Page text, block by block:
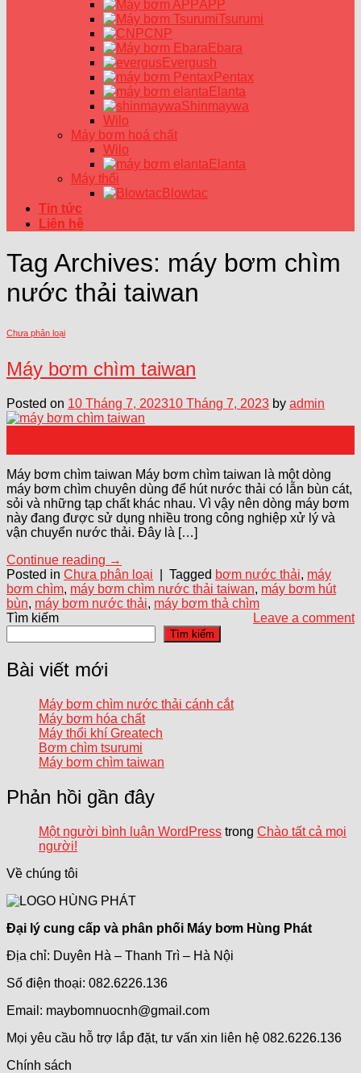
APP
Tsurumi
CNP
Ebara
Evergush
Pentax
Elanta
Shinmaywa
Wilo
Máy bơm hoá chất
Wilo
Elanta
Máy thổi
Blowtac
Tin tức
Liên hệ
Tag Archives: máy bơm chìm
nước thải taiwan
Chưa phân loại
Máy bơm chìm taiwan
Posted on 10 Tháng 7, 202310 Tháng 7, 2023 by admin
Máy bơm chìm taiwan Máy bơm chìm taiwan là một dòng
máy bơm chìm chuyên dùng để hút nước thải có lẫn bùn cát,
sỏi và những tạp chất khác nhau. Vì vậy nên dòng máy bơm
này đang được sử dụng nhiều trong công nghiệp xử lý và
vận chuyển nước thải. Đây là […]
Continue reading →
Posted in Chưa phân loại Tagged bơm nước thải, máy
bơm chìm, máy bơm chìm nước thải taiwan, máy bơm hút
bùn, máy bơm nước thải, máy bơm thả chìm
Leave a comment
Tìm kiếm
Tìm kiếm
Bài viết mới
Máy bơm chìm nước thải cánh cắt
Máy bơm hóa chất
Máy thổi khí Greatech
Bơm chìm tsurumi
Máy bơm chìm taiwan
Phản hồi gần đây
Một người bình luận WordPress trong Chào tất cả mọi
người!
Về chúng tôi
Đại lý cung cấp và phân phối Máy bơm Hùng Phát
Địa chỉ: Duyên Hà – Thanh Trì – Hà Nội
Số điện thoại: 082.6226.136
Email: maybomnuocnh@gmail.com
Mọi yêu cầu hỗ trợ lắp đặt, tư vấn xin liên hệ 082.6226.136
Chính sách